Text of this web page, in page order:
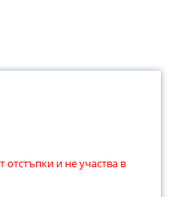
отстъпки и не участва в